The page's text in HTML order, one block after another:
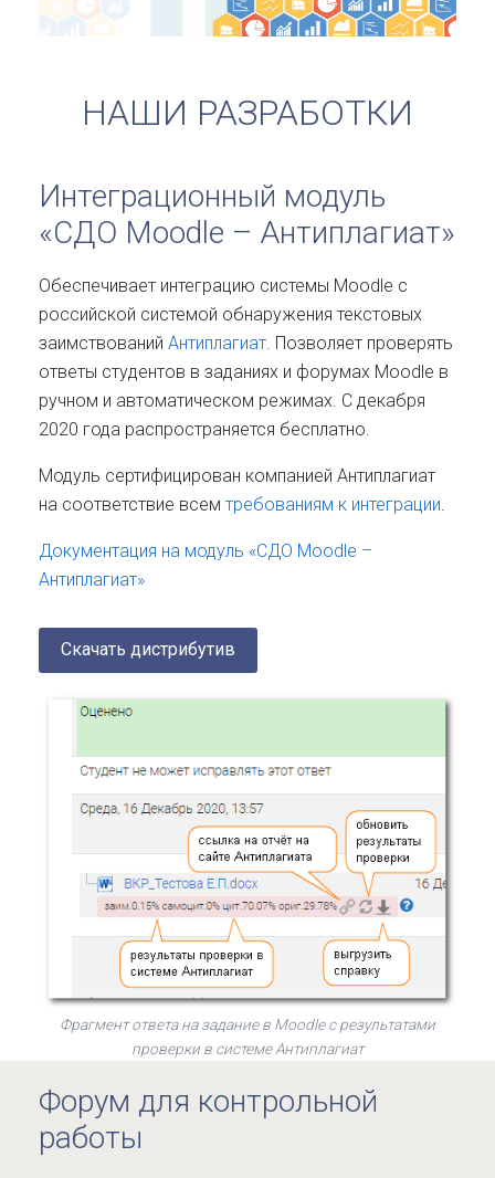
НАШИ РАЗРАБОТКИ
Интеграционный модуль
«СДО Moodle – Антиплагиат»
Обеспечивает интеграцию системы Moodle с
российской системой обнаружения текстовых
заимствований Антиплагиат . Позволяет проверять
ответы студентов в заданиях и форумах Moodle в
ручном и автоматическом режимах. С декабря
2020 года распространяется бесплатно.
Модуль сертифицирован компанией Антиплагиат
на соответствие всем требованиям к интеграции
Документация на модуль «СДО Moodle –
Антиплагиат»
Скачать дистрибутив
Фрагмент ответа на задание в Moodle с результатами
проверки в системе Антиплагиат
Форум для контрольной
работы